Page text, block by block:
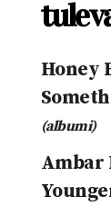
Honey
(albumi)
Ambar